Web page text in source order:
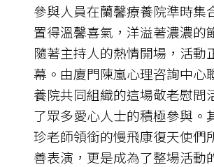
參與人員在蘭馨療養院準時集
置得溫馨喜氣，洋溢著濃濃的
隨著主持人的熱情開場，活動
幕。由廈門陳嵐心理咨詢中心
養院共同組織的這場敬老慰問
了眾多愛心人士的積極參與。
珍老師領銜的慢飛康復天使們
善表演，更是成為了整場活動